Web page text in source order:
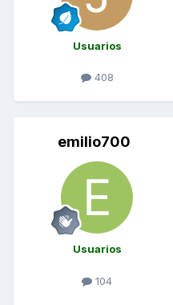
Usuarios
408
emilio700
Usuarios
104